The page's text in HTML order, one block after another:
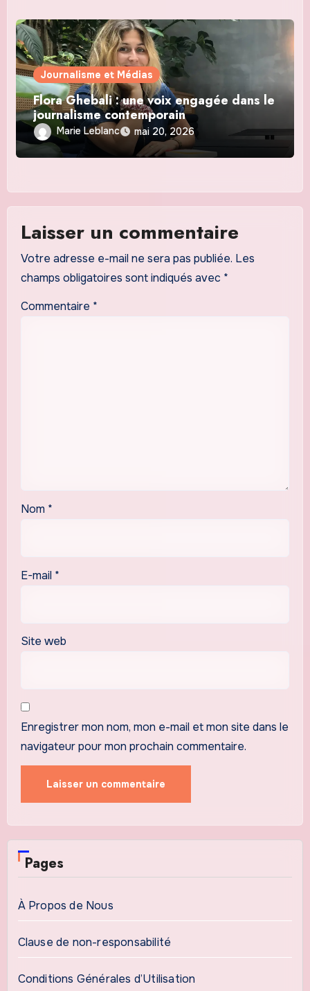
Journalisme et Médias
Flora Ghebali : une voix engagée dans le
journalisme contemporain
Marie Leblanc mai 20, 2026
Laisser un commentaire
Votre adresse e-mail ne sera pas publiée. Les
champs obligatoires sont indiqués avec *
Commentaire *
Nom *
E-mail *
Site web
Enregistrer mon nom, mon e-mail et mon site dans le
navigateur pour mon prochain commentaire.
Pages
À Propos de Nous
Clause de non-responsabilité
Conditions Générales d’Utilisation